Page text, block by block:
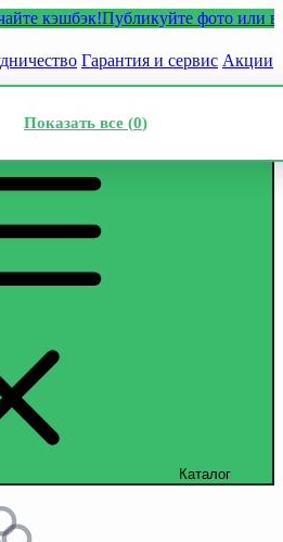
Публикуйте фото или видео
Гарантия и сервис Акции
Каталог
Показать все (0)